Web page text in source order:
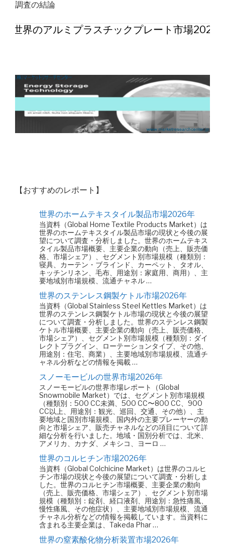
調査の結論
世界のアルミプラスチックプレート市場2026
【おすすめのレポート】
世界のホームテキスタイル製品市場2026年
当資料（Global Home Textile Products Market）は
世界のホームテキスタイル製品市場の現状と今後の展
望について調査・分析しました。世界のホームテキス
タイル製品市場概要、主要企業の動向（売上、販売価
格、市場シェア）、セグメント別市場規模（種類別：
寝具、カーテン・ブラインド、カーペット、タオル、
キッチンリネン、毛布、用途別：家庭用、商用）、主
要地域別市場規模、流通チャネル …
世界のステンレス鋼製ケトル市場2026年
当資料（Global Stainless Steel Kettles Market）は
世界のステンレス鋼製ケトル市場の現状と今後の展望
について調査・分析しました。世界のステンレス鋼製
ケトル市場概要、主要企業の動向（売上、販売価格、
市場シェア）、セグメント別市場規模（種類別：ダイ
レクトプラグイン、ローテーションタイプ、その他、
用途別：住宅、商業）、主要地域別市場規模、流通チ
ャネル分析などの情報を掲載 …
スノーモービルの世界市場2026年
スノーモービルの世界市場レポート（Global
Snowmobile Market）では、セグメント別市場規模
（種類別：500 CC未満、500 CC〜800 CC、900
CC以上、用途別：観光、巡回、交通、その他）、主
要地域と国別市場規模、国内外の主要プレーヤーの動
向と市場シェア、販売チャネルなどの項目について詳
細な分析を行いました。地域・国別分析では、北米、
アメリカ、カナダ、メキシコ、ヨーロ …
世界のコルヒチン市場2026年
当資料（Global Colchicine Market）は世界のコルヒ
チン市場の現状と今後の展望について調査・分析しま
した。世界のコルヒチン市場概要、主要企業の動向
（売上、販売価格、市場シェア）、セグメント別市場
規模（種類別：錠剤、経口液剤、用途別：急性痛風、
慢性痛風、その他症状）、主要地域別市場規模、流通
チャネル分析などの情報を掲載しています。当資料に
含まれる主要企業は、Takeda Phar …
世界の窒素酸化物分析装置市場2026年